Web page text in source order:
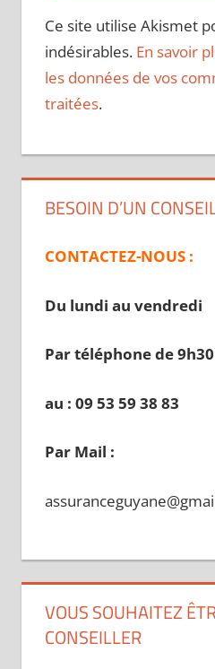
Ce site utilise Akismet
indésirables. En savoir
les données de vos
traitées.
BESOIN D’UN
CONTACTEZ-NOUS :
Du lundi au vendredi
Par téléphone de
au : 09 53 59 38 83
Par Mail :
VOUS SOUHAITEZ
CONSEILLER